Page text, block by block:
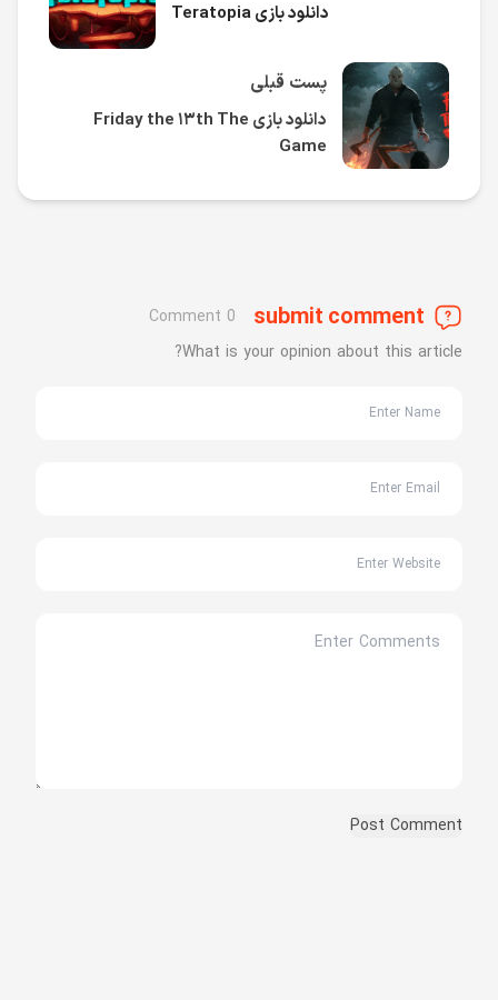
پست قبلی
دانلود بازی Friday the ۱۳th The
Game
دانلود بازی Teratopia
submit comment
0 Comment
What is your opinion about this article?